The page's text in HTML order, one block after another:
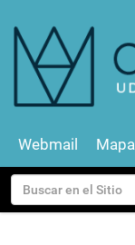
Buscar
Búsqueda
Webmail Mapa
v